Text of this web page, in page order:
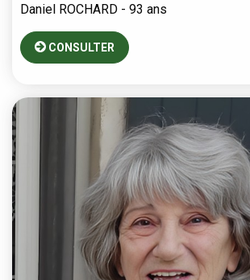
Daniel ROCHARD - 93 ans
CONSULTER